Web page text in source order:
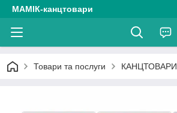
МАМІК-канцтовари
Товари та послуги КАНЦТОВАРИ